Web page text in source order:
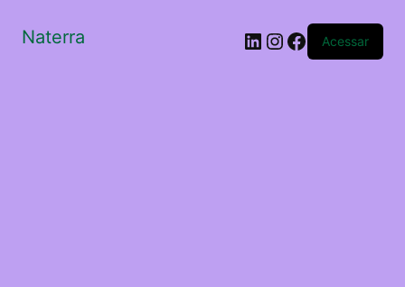
Naterra LinkedIn
Instagram
Facebook
Acessar